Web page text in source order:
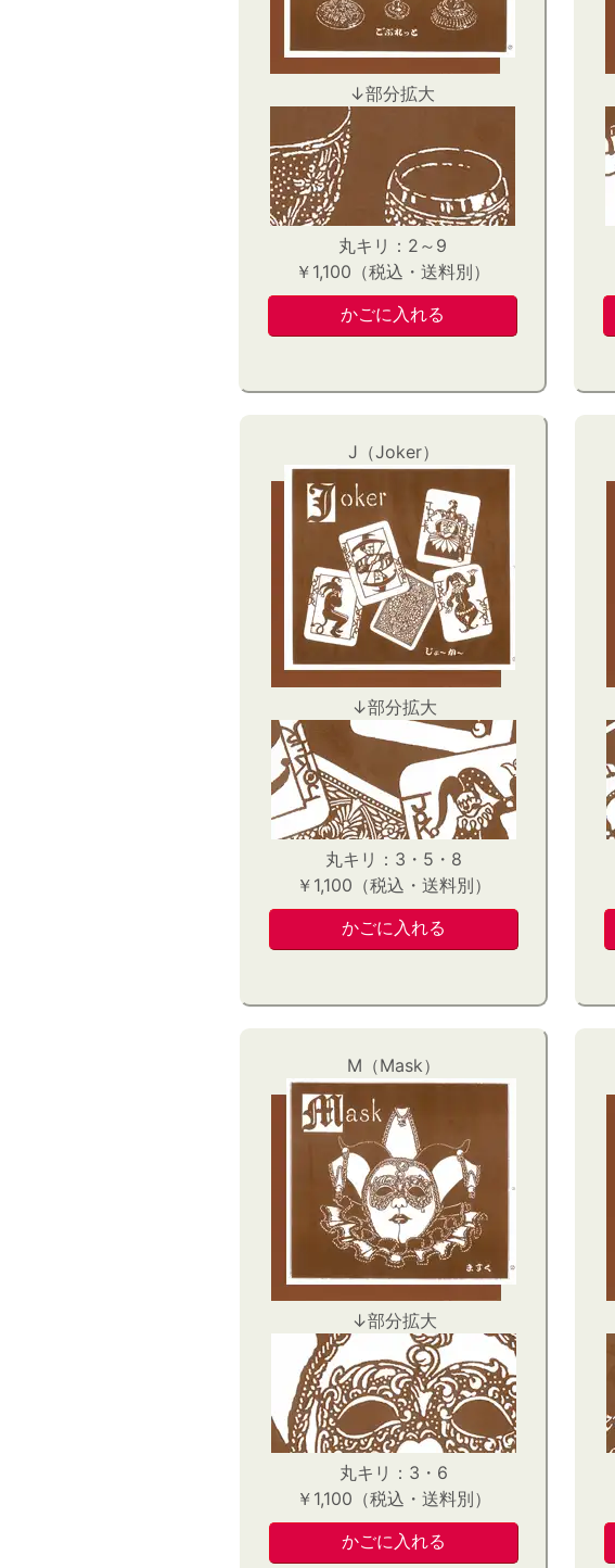
↓部分拡大
丸キリ：2～9
￥1,100（税込・送料別）
J（Joker）
↓部分拡大
丸キリ：3・5・8
￥1,100（税込・送料別）
M（Mask）
↓部分拡大
丸キリ：3・6
￥1,100（税込・送料別）